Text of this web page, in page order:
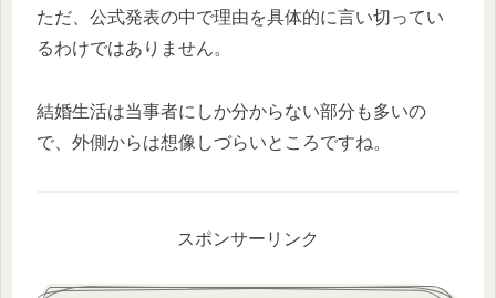
ただ、公式発表の中で理由を具体的に言い切ってい
るわけではありません。
結婚生活は当事者にしか分からない部分も多いの
で、外側からは想像しづらいところですね。
スポンサーリンク